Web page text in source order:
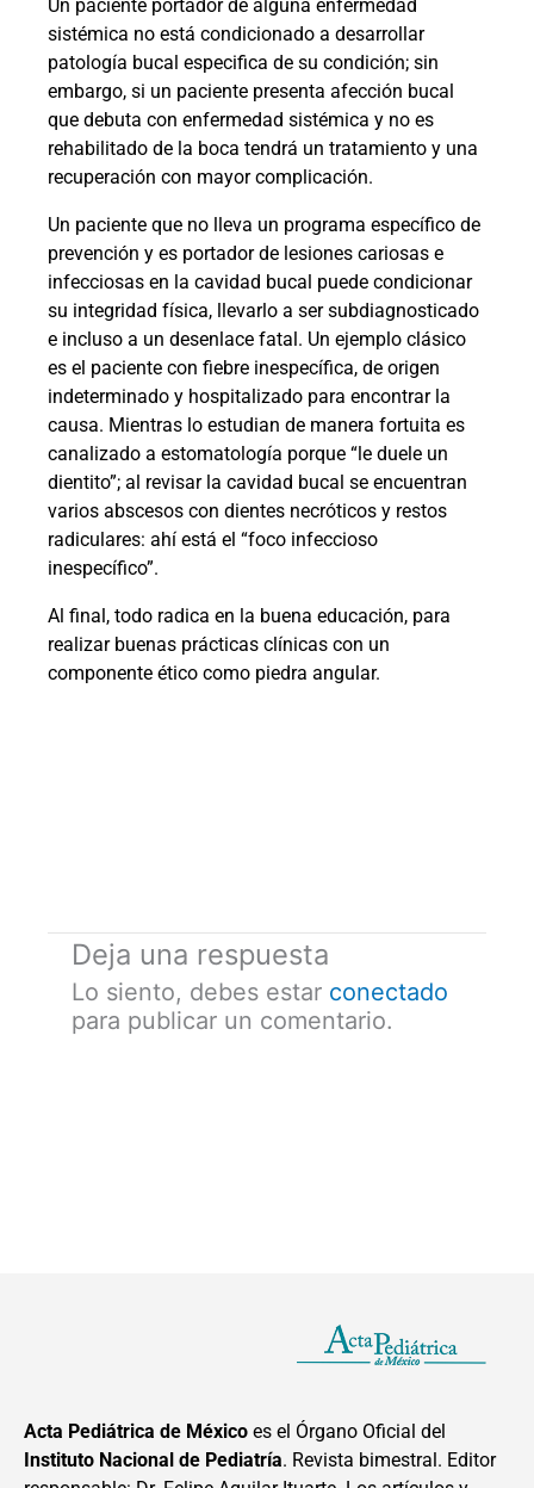
Un paciente portador de alguna enfermedad
sistémica no está condicionado a desarrollar
patología bucal especifica de su condición; sin
embargo, si un paciente presenta afección bucal
que debuta con enfermedad sistémica y no es
rehabilitado de la boca tendrá un tratamiento y una
recuperación con mayor complicación.
Un paciente que no lleva un programa específico de
prevención y es portador de lesiones cariosas e
infecciosas en la cavidad bucal puede condicionar
su integridad física, llevarlo a ser subdiagnosticado
e incluso a un desenlace fatal. Un ejemplo clásico
es el paciente con fiebre inespecífica, de origen
indeterminado y hospitalizado para encontrar la
causa. Mientras lo estudian de manera fortuita es
canalizado a estomatología porque “le duele un
dientito”; al revisar la cavidad bucal se encuentran
varios abscesos con dientes necróticos y restos
radiculares: ahí está el “foco infeccioso
inespecífico”.
Al final, todo radica en la buena educación, para
realizar buenas prácticas clínicas con un
componente ético como piedra angular.
Deja una respuesta
Lo siento, debes estar conectado
para publicar un comentario.
Acta Pediátrica de México es el Órgano Oficial del
Instituto Nacional de Pediatría. Revista bimestral. Editor